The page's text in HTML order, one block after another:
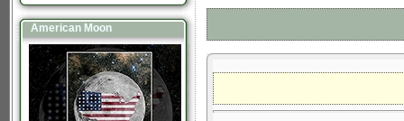
American Moon